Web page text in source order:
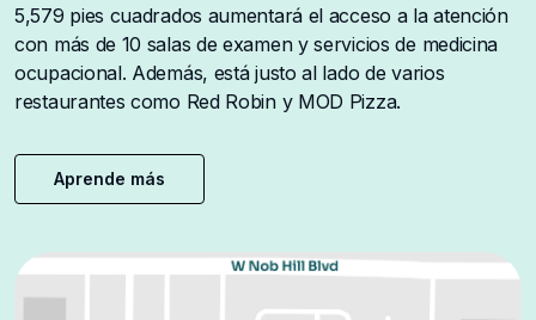
5,579 pies cuadrados aumentará el acceso a la atención
con más de 10 salas de examen y servicios de medicina
ocupacional. Además, está justo al lado de varios
restaurantes como Red Robin y MOD Pizza.
Aprende más